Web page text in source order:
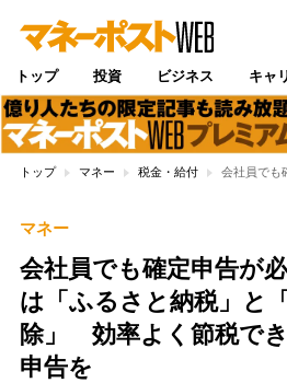
トップ 投資 ビジネス キャ
トップ マネー 税金・給付 会社員でも
マネー
会社員でも確定申告が
は「ふるさと納税」と
除」 効率よく節税で
申告を